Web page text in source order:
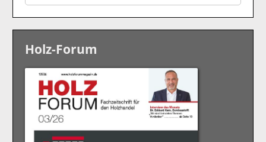
Holz-Forum